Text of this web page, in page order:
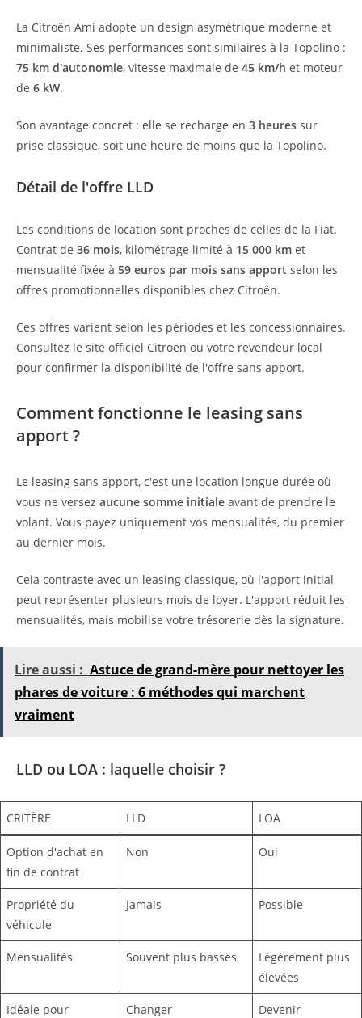
La Citroën Ami adopte un design asymétrique moderne et
minimaliste. Ses performances sont similaires à la Topolino :
75 km d'autonomie, vitesse maximale de 45 km/h et moteur
de 6 kW.
Son avantage concret : elle se recharge en 3 heures sur
prise classique, soit une heure de moins que la Topolino.
Détail de l'offre LLD
Les conditions de location sont proches de celles de la Fiat.
Contrat de 36 mois, kilométrage limité à 15 000 km et
mensualité fixée à 59 euros par mois sans apport selon les
offres promotionnelles disponibles chez Citroën.
Ces offres varient selon les périodes et les concessionnaires.
Consultez le site officiel Citroën ou votre revendeur local
pour confirmer la disponibilité de l'offre sans apport.
Comment fonctionne le leasing sans
apport ?
Le leasing sans apport, c'est une location longue durée où
vous ne versez aucune somme initiale avant de prendre le
volant. Vous payez uniquement vos mensualités, du premier
au dernier mois.
Cela contraste avec un leasing classique, où l'apport initial
peut représenter plusieurs mois de loyer. L'apport réduit les
mensualités, mais mobilise votre trésorerie dès la signature.
Lire aussi : Astuce de grand-mère pour nettoyer les
phares de voiture : 6 méthodes qui marchent
vraiment
LLD ou LOA : laquelle choisir ?
CRITÈRE LLD LOA
Option d'achat en
fin de contrat
Non Oui
Propriété du
véhicule
Jamais Possible
Mensualités Souvent plus basses
Légèrement plus
élevées
Idéale pour
Changer
Devenir